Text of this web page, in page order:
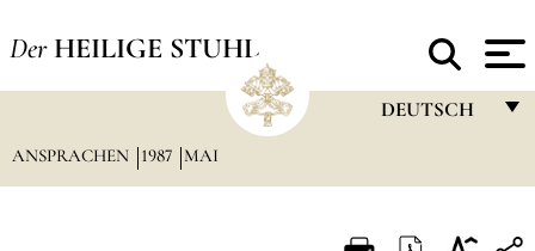
Der HEILIGE STUHL
DEUTSCH
ANSPRACHEN 1987 MAI